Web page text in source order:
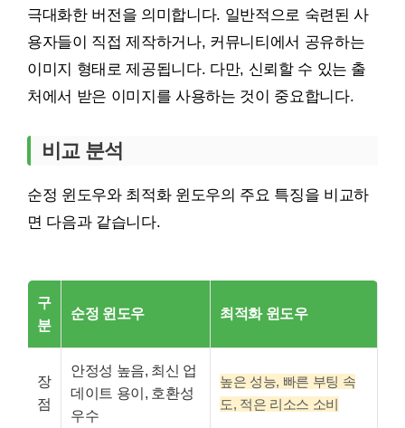
극대화한 버전을 의미합니다. 일반적으로 숙련된 사
용자들이 직접 제작하거나, 커뮤니티에서 공유하는
이미지 형태로 제공됩니다. 다만, 신뢰할 수 있는 출
처에서 받은 이미지를 사용하는 것이 중요합니다.
비교 분석
순정 윈도우와 최적화 윈도우의 주요 특징을 비교하
면 다음과 같습니다.
구
분
순정 윈도우 최적화 윈도우
장
점
안정성 높음, 최신 업
데이트 용이, 호환성
우수
높은 성능, 빠른 부팅 속
도, 적은 리소스 소비